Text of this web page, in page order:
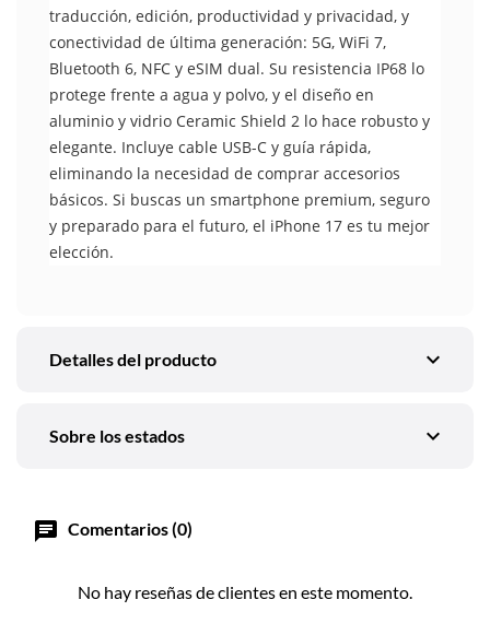
traducción, edición, productividad y privacidad, y
conectividad de última generación: 5G, WiFi 7,
Bluetooth 6, NFC y eSIM dual. Su resistencia IP68 lo
protege frente a agua y polvo, y el diseño en
aluminio y vidrio Ceramic Shield 2 lo hace robusto y
elegante. Incluye cable USB-C y guía rápida,
eliminando la necesidad de comprar accesorios
básicos. Si buscas un smartphone premium, seguro
y preparado para el futuro, el iPhone 17 es tu mejor
elección.
expand_more
Detalles del producto
expand_more
Sobre los estados
chat Comentarios (0)
No hay reseñas de clientes en este momento.